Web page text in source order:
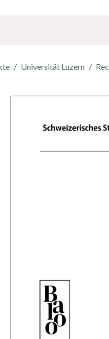
Universität Luzern